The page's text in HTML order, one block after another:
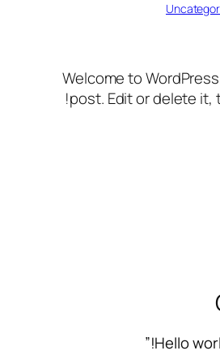
Welcome to
post. Edit or delete it,